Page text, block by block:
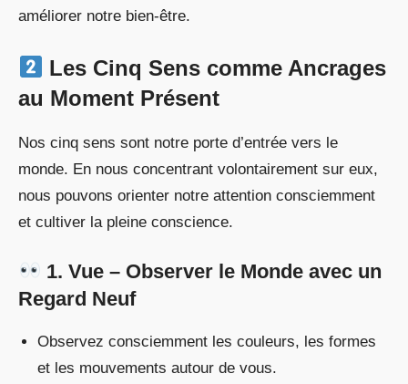
améliorer notre bien-être.
Les Cinq Sens comme Ancrages
au Moment Présent
Nos cinq sens sont notre porte d’entrée vers le
monde. En nous concentrant volontairement sur eux,
nous pouvons orienter notre attention consciemment
et cultiver la pleine conscience.
1. Vue – Observer le Monde avec un
Regard Neuf
Observez consciemment les couleurs, les formes
et les mouvements autour de vous.